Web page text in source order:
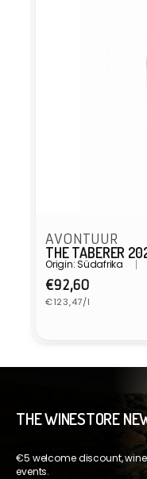
AVONTUUR
THE TABERER
Origin: Südafrika
Normaler
Preis
€92,60
Grundpreis
€123,47/l
THE WINESTORE
€5 welcome discount,
events.